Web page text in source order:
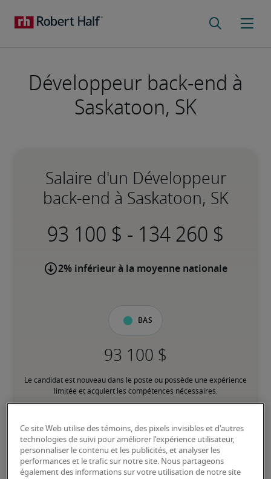
Développeur back-end à
Saskatoon, SK
Salaire d'un Développeur
back-end à Saskatoon, SK
-
2% inférieur à la moyenne nationale
Bas
Le candidat est nouveau dans le poste ou possède une expérience
limitée et acquiert les compétences nécessaires.
Moyen
Ce site Web utilise des témoins, des pixels invisibles et d'autres
technologies de suivi pour améliorer l'expérience utilisateur,
personnaliser le contenu et les publicités, et analyser les
performances et le trafic sur notre site. Nous partageons
également des informations sur votre utilisation de notre site